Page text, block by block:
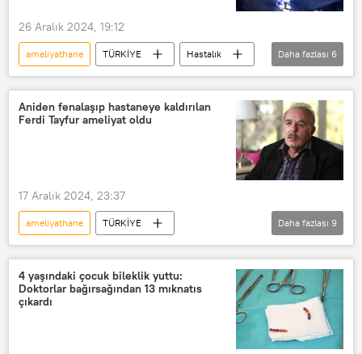
26 Aralık 2024, 19:12
ameliyathane TÜRKİYE
Hastalık
kronik hastalık
Doktor
Isparta
Süleyman Demirel Üniversitesi
Tedavi
Cerrah
Daha fazlası 6
Aniden fenalaşıp hastaneye kaldırılan
Ferdi Tayfur ameliyat oldu
17 Aralık 2024, 23:37
ameliyathane
TÜRKİYE
Ferdi Tayfur
Ameliyat
Hasta
ağır hasta
Antalya
Antalya Eğitim ve Araştırma Hastanesi
Daha fazlası 9
4 yaşındaki çocuk bileklik yuttu:
Doktorlar bağırsağından 13 mıknatıs
çıkardı